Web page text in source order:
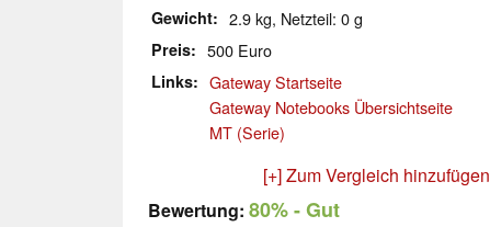
Gewicht 2.9 kg, Netzteil: 0 g
Preis 500 Euro
Links
Gateway Startseite
Gateway Notebooks Übersichtseite
MT (Serie)
[+] Zum Vergleich hinzufügen
Bewertung: 80%- Gut